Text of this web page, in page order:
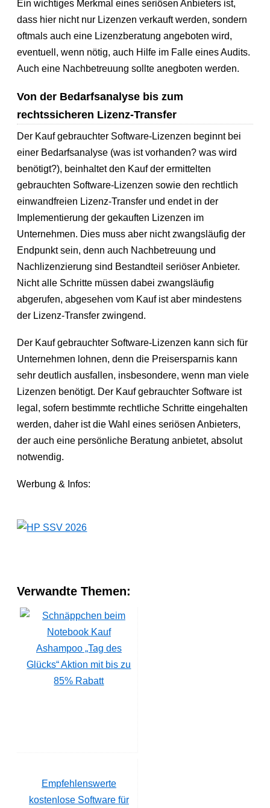
Ein wichtiges Merkmal eines seriösen Anbieters ist,
dass hier nicht nur Lizenzen verkauft werden, sondern
oftmals auch eine Lizenzberatung angeboten wird,
eventuell, wenn nötig, auch Hilfe im Falle eines Audits.
Auch eine Nachbetreuung sollte anegboten werden.
Von der Bedarfsanalyse bis zum
rechtssicheren Lizenz-Transfer
Der Kauf gebrauchter Software-Lizenzen beginnt bei
einer Bedarfsanalyse (was ist vorhanden? was wird
benötigt?), beinhaltet den Kauf der ermittelten
gebrauchten Software-Lizenzen sowie den rechtlich
einwandfreien Lizenz-Transfer und endet in der
Implementierung der gekauften Lizenzen im
Unternehmen. Dies muss aber nicht zwangsläufig der
Endpunkt sein, denn auch Nachbetreuung und
Nachlizenzierung sind Bestandteil seriöser Anbieter.
Nicht alle Schritte müssen dabei zwangsläufig
abgerufen, abgesehen vom Kauf ist aber mindestens
der Lizenz-Transfer zwingend.
Der Kauf gebrauchter Software-Lizenzen kann sich für
Unternehmen lohnen, denn die Preisersparnis kann
sehr deutlich ausfallen, insbesondere, wenn man viele
Lizenzen benötigt. Der Kauf gebrauchter Software ist
legal, sofern bestimmte rechtliche Schritte eingehalten
werden, daher ist die Wahl eines seriösen Anbieters,
der auch eine persönliche Beratung anbietet, absolut
notwendig.
Werbung & Infos:
Verwandte Themen:
Ashampoo „Tag des
Glücks“ Aktion mit bis zu
85% Rabatt
Empfehlenswerte
kostenlose Software für